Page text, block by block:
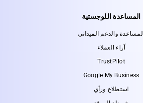
المساعدة اللوجستية
المساعدة والدعم الميداني
آراء العملاء
TrustPilot
Google My Business
استطلاع ورأي